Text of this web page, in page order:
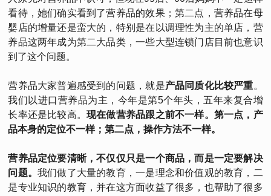
看待，她们确实看到了营养品的效果；第二点，营养品在母
婴店的增量还是蛮大的，特别是在以调理性为主的单店，营
养品这两年成为第二大品类，一些大型连锁门店目前也意识
到了这个问题。
营养品大家普遍感受到的问题，就是产品同质化比较严重。
我们以进口营养品为主，今年是第5个年头，五年来复合增
长率还是比较高。现在做营养品跟之前不一样。第一点，产
品本身的定位不一样；第二点，操作方法不一样。
营养品定位要清晰，不仅仅只是一个商品，而是一定要解决
问题。我们做了大量的教育，一是理念和价值观的教育，二
是专业知识的教育，并在这方面收益了很多，也帮助了很多